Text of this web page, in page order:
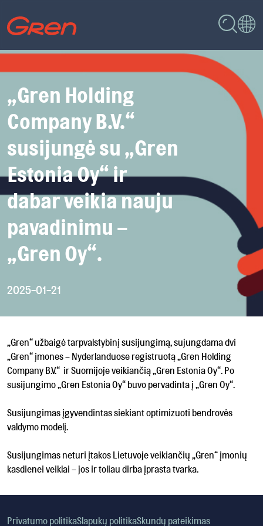
„Gren Holding
Company B.V.“
susijungė su „Gren
Estonia Oy“ ir
dabar veikia nauju
pavadinimu –
„Gren Oy“.
2025-01-21
„Gren“ užbaigė tarpvalstybinį susijungimą, sujungdama dvi
„Gren“ įmones – Nyderlanduose registruotą „Gren Holding
Company B.V.“ ir Suomijoje veikiančią „Gren Estonia Oy“. Po
susijungimo „Gren Estonia Oy“ buvo pervadinta į „Gren Oy“.
Susijungimas įgyvendintas siekiant optimizuoti bendrovės
valdymo modelį.
Susijungimas neturi įtakos Lietuvoje veikiančių „Gren“ įmonių
kasdienei veiklai – jos ir toliau dirba įprasta tvarka.
Privatumo politikaSlapukų politikaSkundų pateikimas